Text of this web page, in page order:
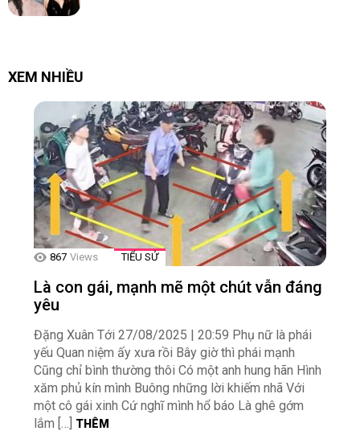
XEM NHIỀU
867 Views TIỂU SỬ
Là con gái, mạnh mẽ một chút vẫn đáng
yêu
Đặng Xuân Tới 27/08/2025 | 20:59 Phụ nữ là phái
yếu Quan niệm ấy xưa rồi Bây giờ thì phái mạnh
Cũng chỉ bình thường thôi Có một anh hung hãn Hình
xăm phủ kín mình Buông những lời khiếm nhã Với
một cô gái xinh Cứ nghĩ mình hổ báo Là ghê gớm
lắm […]
THÊM